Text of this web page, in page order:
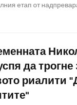
етап от
да
риалити